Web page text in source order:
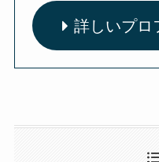
詳しいプロ